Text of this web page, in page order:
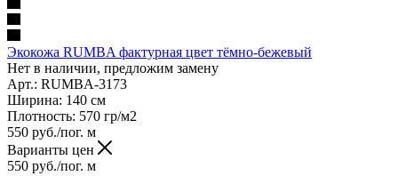
Экокожа RUMBA фактурная цвет тёмно-бежевый
Нет в наличии, предложим замену
Арт.: RUMBA-3173
Ширина: 140 см
Плотность: 570 гр/м2
550 руб./пог. м
Варианты цен
550 руб./пог. м